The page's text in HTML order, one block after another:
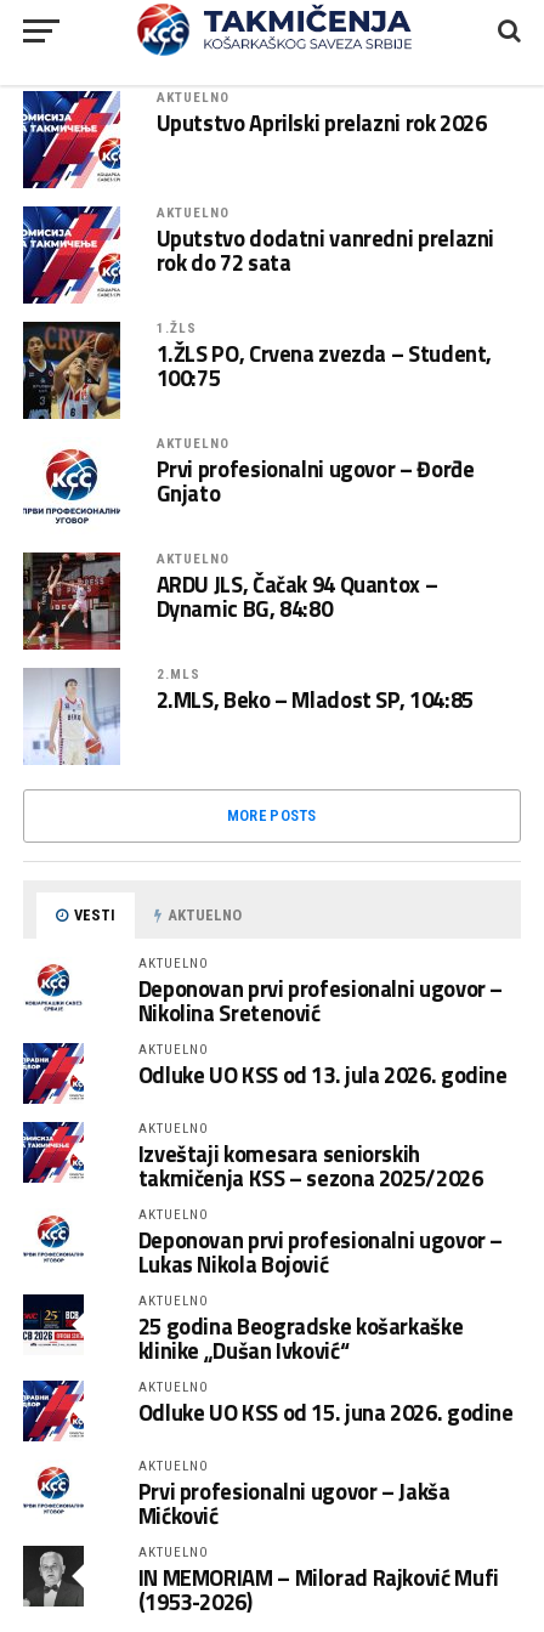
AKTUELNO
Uputstvo Aprilski prelazni rok 2026
AKTUELNO
Uputstvo dodatni vanredni prelazni
rok do 72 sata
1.ŽLS
1.ŽLS PO, Crvena zvezda – Student,
100:75
AKTUELNO
Prvi profesionalni ugovor – Đorđe
Gnjato
AKTUELNO
ARDU JLS, Čačak 94 Quantox –
Dynamic BG, 84:80
2.MLS
2.MLS, Beko – Mladost SP, 104:85
MORE POSTS
VESTI AKTUELNO
AKTUELNO
Deponovan prvi profesionalni ugovor –
Nikolina Sretenović
AKTUELNO
Odluke UO KSS od 13. jula 2026. godine
AKTUELNO
Izveštaji komesara seniorskih
takmičenja KSS – sezona 2025/2026
AKTUELNO
Deponovan prvi profesionalni ugovor –
Lukas Nikola Bojović
AKTUELNO
25 godina Beogradske košarkaške
klinike „Dušan Ivković“
AKTUELNO
Odluke UO KSS od 15. juna 2026. godine
AKTUELNO
Prvi profesionalni ugovor – Jakša
Mićković
AKTUELNO
IN MEMORIAM – Milorad Rajković Mufi
(1953-2026)